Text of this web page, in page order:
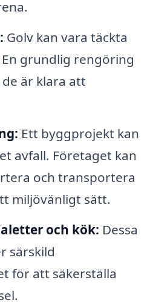
Golv kan vara täckta
grundlig rengöring
är klara att
Ett byggprojekt kan
avfall. Företaget kan
och transportera
miljövänligt sätt.
och kök: Dessa
särskild
för att säkerställa